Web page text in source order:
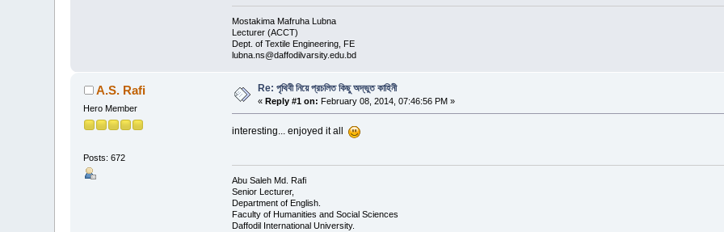
Mostakima Mafruha Lubna
Lecturer (ACCT)
Dept. of Textile Engineering, FE
lubna.ns@daffodilvarsity.edu.bd
A.S. Rafi
Hero Member
Posts: 672
Re: পৃথিবী নিয়ে প্রচলিত কিছু অদ্ভুত কাহিনী
«Reply #1 on: February 08, 2014, 07:46:56 PM »
interesting... enjoyed it all
Abu Saleh Md. Rafi
Senior Lecturer,
Department of English.
Faculty of Humanities and Social Sciences
Daffodil International University.